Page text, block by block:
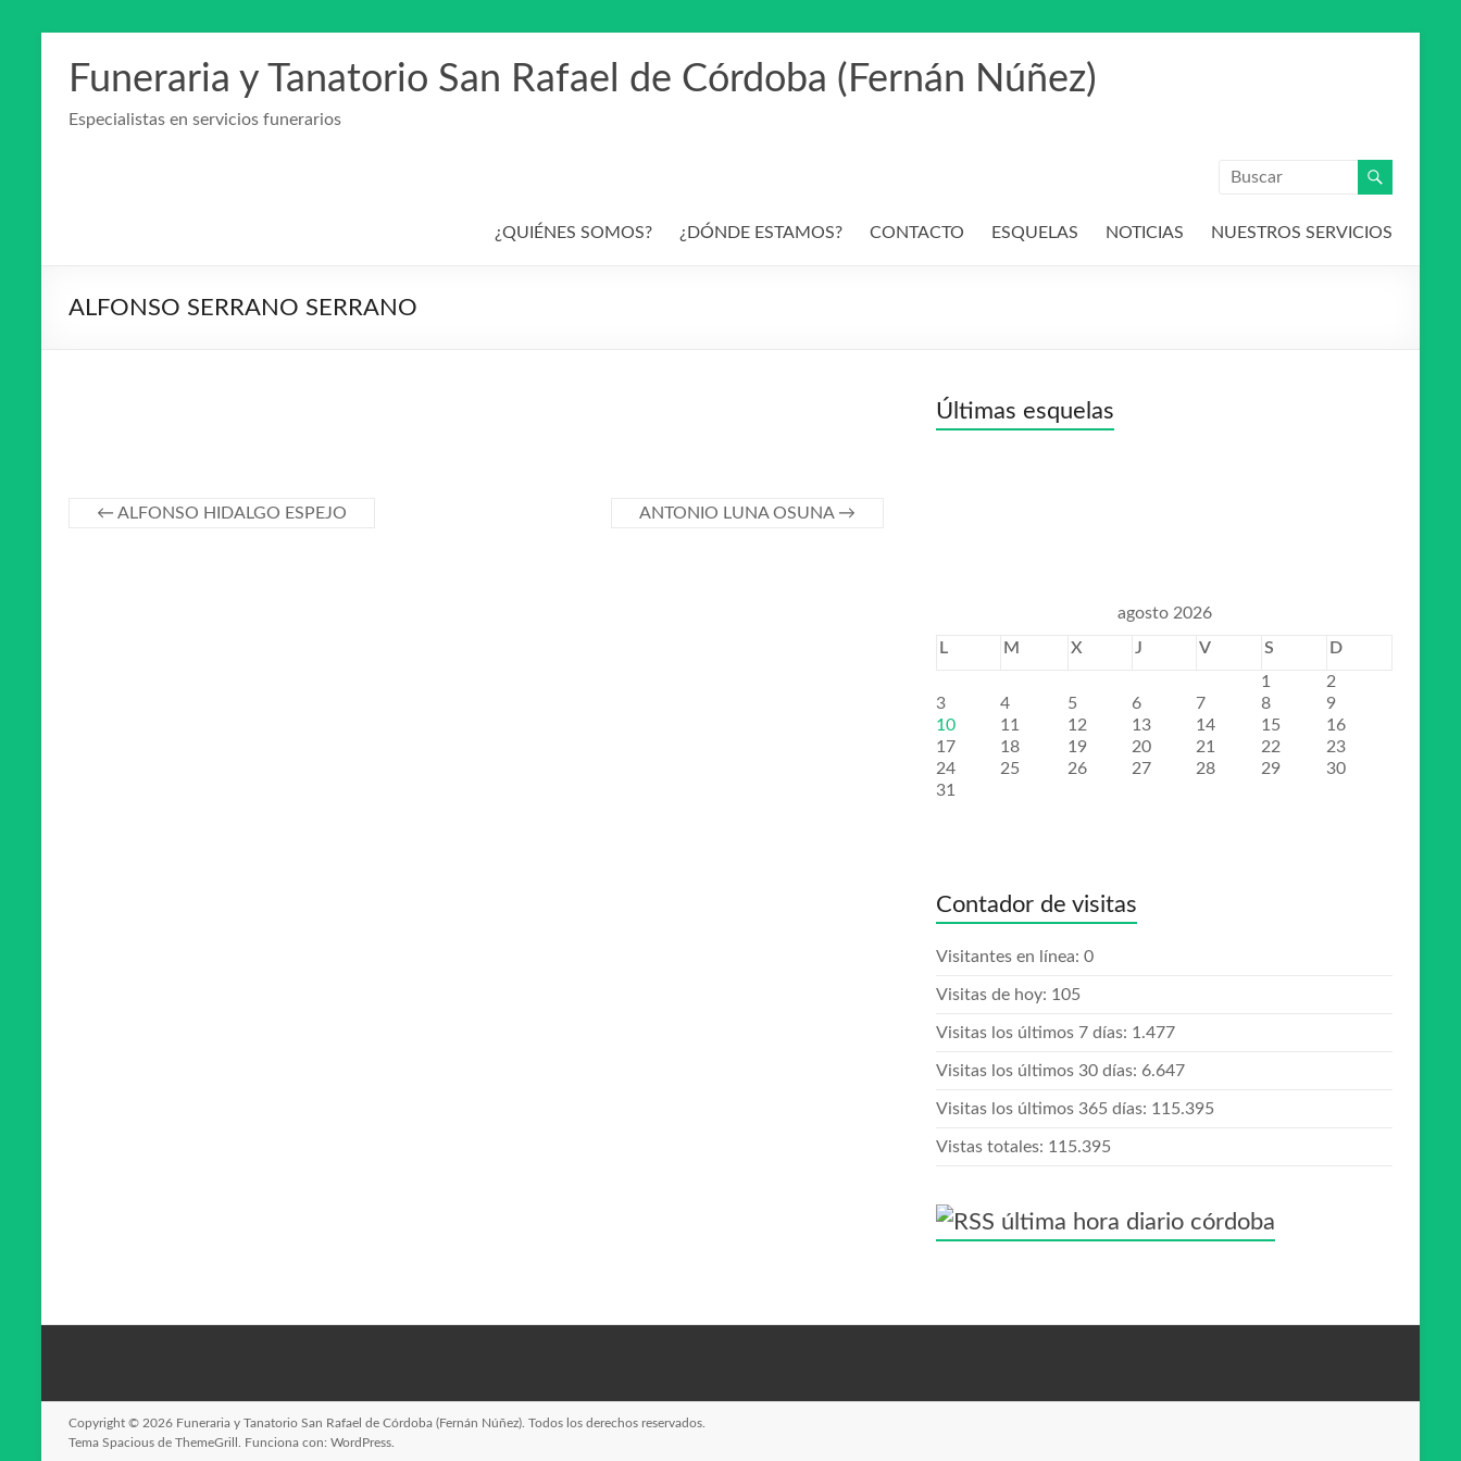
contenido
Funeraria y Tanatorio San Rafael de Córdoba (Fernán Núñez)
Especialistas en servicios funerarios
¿QUIÉNES SOMOS? ¿DÓNDE ESTAMOS? CONTACTO ESQUELAS NOTICIAS NUESTROS SERVICIOS
ALFONSO SERRANO SERRANO
← ALFONSO HIDALGO ESPEJO ANTONIO LUNA OSUNA →
Últimas esquelas
agosto 2026
L
M X J V S
D
1
2
3
4 5 6 7 8
9
10
11 12 13 14 15
16
17
18 19 20 21 22
23
24
25 26 27 28 29
30
31
Contador de visitas
Visitantes en línea: 0
Visitas de hoy: 105
Visitas los últimos 7 días: 1.477
Visitas los últimos 30 días: 6.647
Visitas los últimos 365 días: 115.395
Vistas totales: 115.395
última hora diario córdoba
Copyright © 2026 Funeraria y Tanatorio San Rafael de Córdoba (Fernán Núñez) . Todos los derechos reservados.
Tema Spacious de ThemeGrill. Funciona con: WordPress